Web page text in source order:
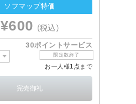
ソフマップ特価
¥600 (税込)
30ポイントサービス
限定数終了
お一人様1点まで